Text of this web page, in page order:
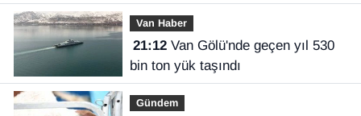
Van Haber
21:12Van Gölü'nde geçen yıl 530
bin ton yük taşındı
Gündem